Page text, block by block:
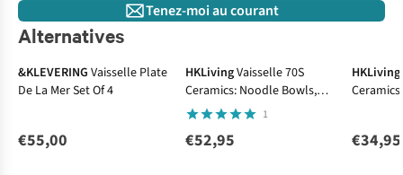
Tenez-moi au courant
Alternatives
&KLEVERING Vaisselle Plate
De La Mer Set Of 4
€55,00
HKLivingVaisselle 70S
Ceramics: Noodle Bowls,
Geyser (Set Of 4)1
€52,95
HKLiving
€34,95